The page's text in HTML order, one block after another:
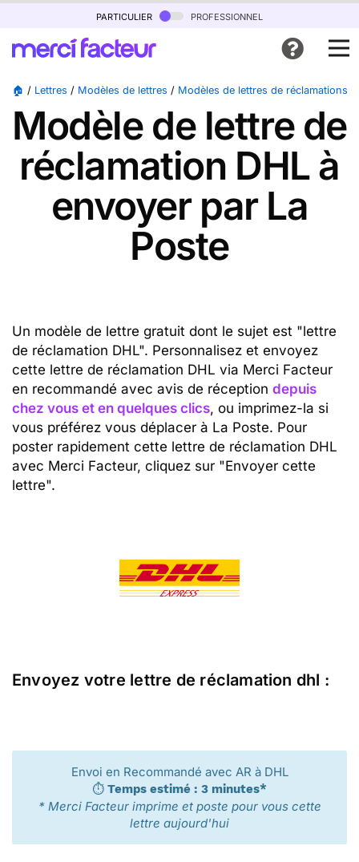
particulier professionnel
🏠 / Lettres / Modèles de lettres / Modèles de lettres de réclamations
Modèle de lettre de
réclamation DHL à
envoyer par La
Poste
Un modèle de lettre gratuit dont le sujet est "lettre
de réclamation DHL". Personnalisez et envoyez
cette lettre de réclamation DHL via Merci Facteur
en recommandé avec avis de réception depuis
chez vous et en quelques clics, ou imprimez-la si
vous préférez vous déplacer à La Poste. Pour
poster rapidement cette lettre de réclamation DHL
avec Merci Facteur, cliquez sur "Envoyer cette
lettre".
Envoyez votre lettre de réclamation dhl :
Envoi en Recommandé avec AR à DHL
⏱️ Temps estimé : 3 minutes*
* Merci Facteur imprime et poste pour vous cette
lettre aujourd'hui